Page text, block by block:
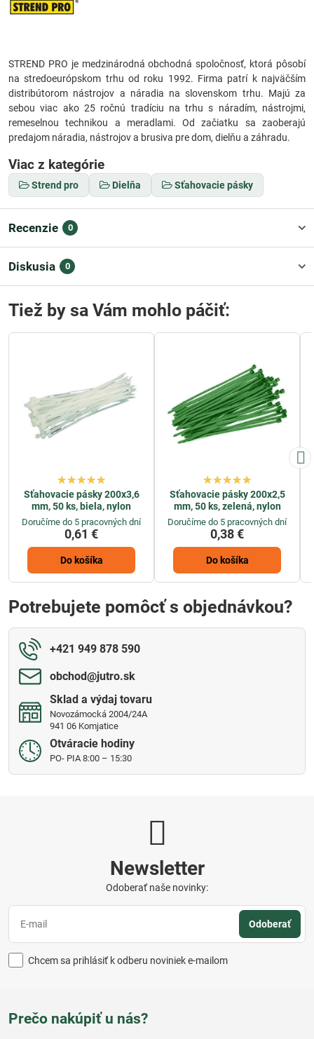
STREND PRO je medzinárodná obchodná spoločnosť, ktorá pôsobí
na stredoeurópskom trhu od roku 1992. Firma patrí k najväčším
distribútorom nástrojov a náradia na slovenskom trhu. Majú za
sebou viac ako 25 ročnú tradíciu na trhu s náradím, nástrojmi,
remeselnou technikou a meradlami. Od začiatku sa zaoberajú
predajom náradia, nástrojov a brusiva pre dom, dielňu a záhradu.
Viac z kategórie
Strend pro Dielňa Sťahovacie pásky
Recenzie 0
Diskusia 0
Tiež by sa Vám mohlo páčiť:
Sťahovacie pásky 200x3,6
mm, 50 ks, biela, nylon
Doručíme do 5 pracovných dní
0,61 €
Do košíka
Sťahovacie pásky 200x2,5
mm, 50 ks, zelená, nylon
Doručíme do 5 pracovných dní
0,38 €
Do košíka
Potrebujete pomôcť s objednávkou?
+421 949 878 590
obchod​@jutro​.sk
Sklad a výdaj tovaru
Novozámocká 2004/24A
941 06 Komjatice
Otváracie hodiny
PO- PIA 8:00 – 15:30
Newsletter
Odoberať naše novinky:
Odoberať
Chcem sa prihlásiť k odberu noviniek e-mailom
Prečo nakúpiť u nás?